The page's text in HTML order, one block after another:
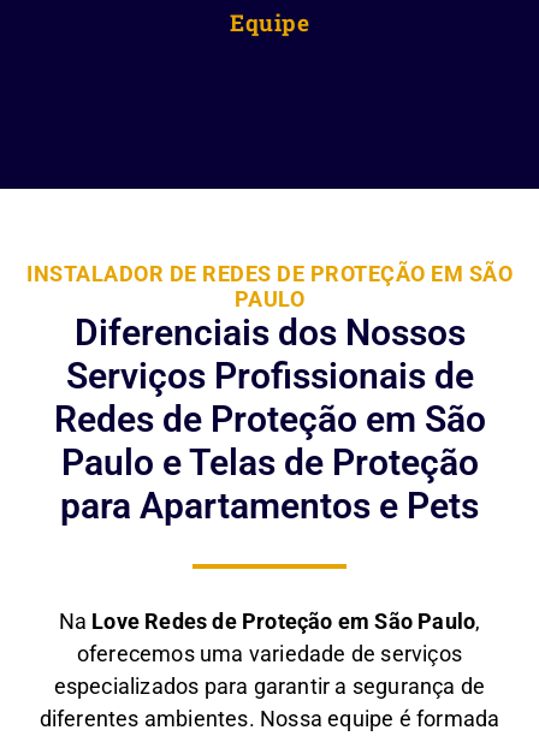
Equipe
INSTALADOR DE REDES DE PROTEÇÃO EM SÃO
PAULO
Diferenciais dos Nossos
Serviços Profissionais de
Redes de Proteção em São
Paulo e Telas de Proteção
para Apartamentos e Pets
Na Love Redes de Proteção em São Paulo,
oferecemos uma variedade de serviços
especializados para garantir a segurança de
diferentes ambientes. Nossa equipe é formada